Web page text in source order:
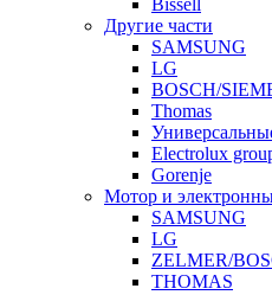
Bissell
Другие части
SAMSUNG
LG
BOSCH/
Thomas
Electrolux
Gorenje
Мотор и
SAMSUNG
LG
ZELMER/
THOMAS